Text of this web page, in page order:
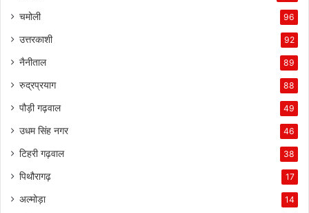
चमोली 96
उत्तरकाशी 92
नैनीताल 89
रुद्रप्रयाग 88
पौड़ी गढ़वाल 49
उधम सिंह नगर 46
टिहरी गढ़वाल 38
पिथौरागढ़ 17
अल्मोड़ा 14